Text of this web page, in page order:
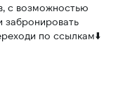
с возможностью
забронировать
по ссылкам⬇️